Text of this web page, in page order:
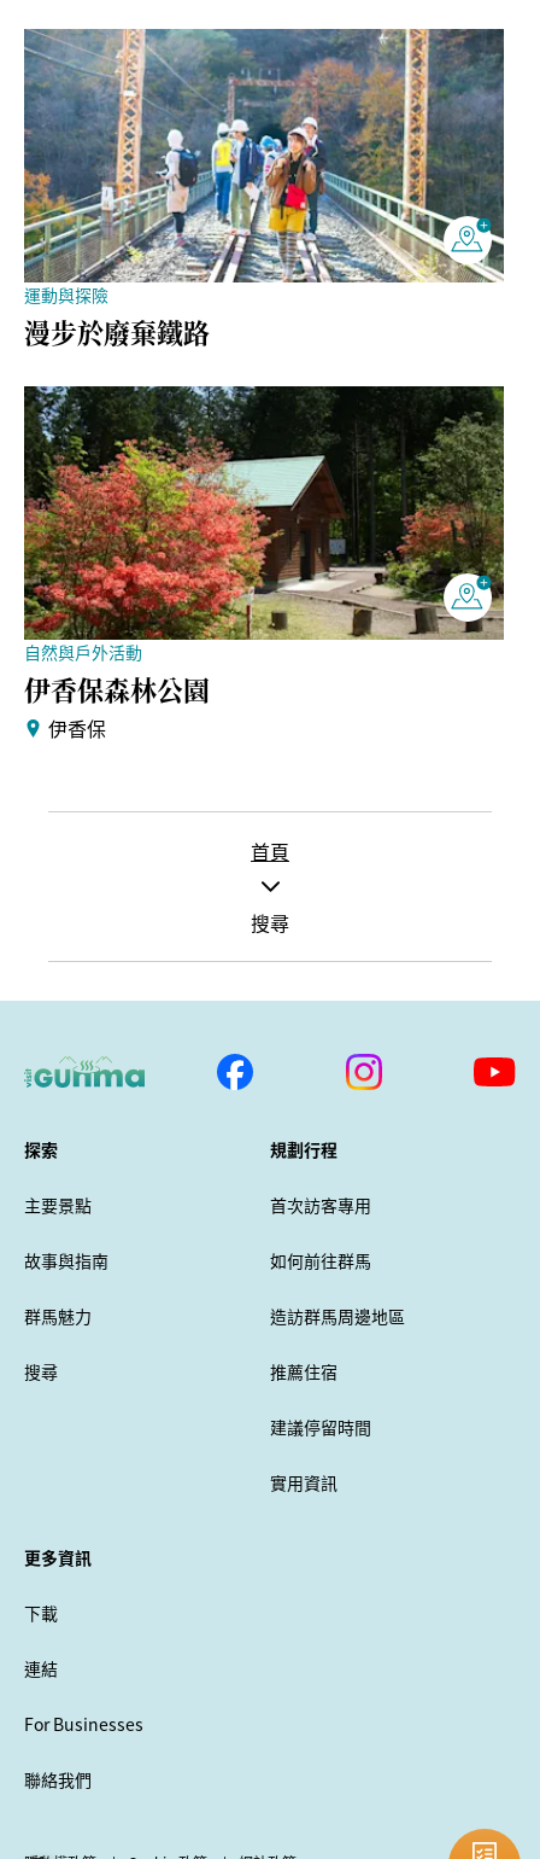
運動與探險
漫步於廢棄鐵路
自然與戶外活動
伊香保森林公園
伊香保
首頁
搜尋
探索
主要景點
故事與指南
群馬魅力
搜尋
規劃行程
首次訪客專用
如何前往群馬
造訪群馬周邊地區
推薦住宿
建議停留時間
實用資訊
更多資訊
下載
連結
For Businesses
聯絡我們